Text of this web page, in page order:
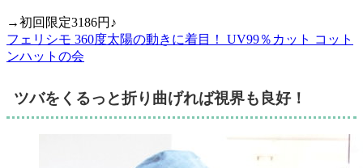
→初回限定3186円♪
フェリシモ 360度太陽の動きに着目！ UV99％カット コット
ンハットの会
ツバをくるっと折り曲げれば視界も良好！